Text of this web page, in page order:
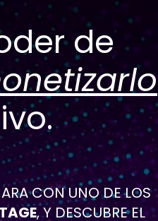
CON UNO DE LOS
, Y DESCUBRE EL